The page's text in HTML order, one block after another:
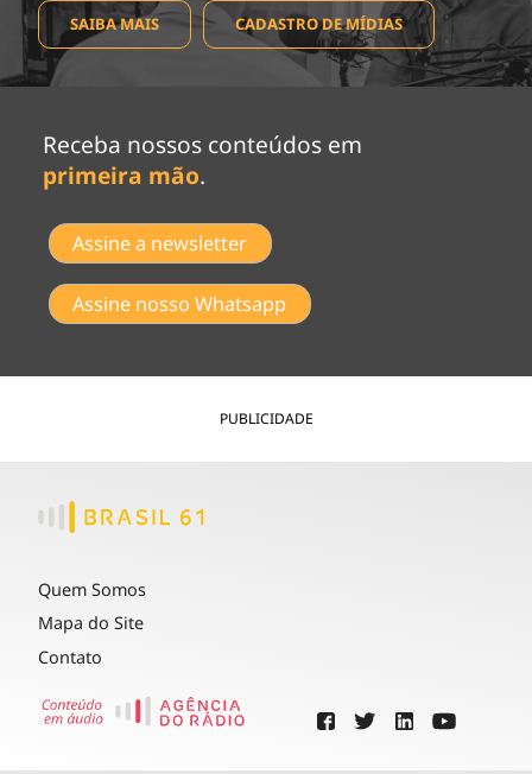
SAIBA MAIS CADASTRO DE MÍDIAS
Receba nossos conteúdos em
primeira mão.
Assine a newsletter
Assine nosso Whatsapp
PUBLICIDADE
Quem Somos
Mapa do Site
Contato